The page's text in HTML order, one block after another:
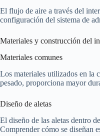
El flujo de aire a través del
configuración del sistema de
Materiales y construcción del
Materiales comunes
Los materiales utilizados en la
pesado, proporciona mayor
Diseño de aletas
El diseño de las aletas dentro
Comprender cómo se diseñan